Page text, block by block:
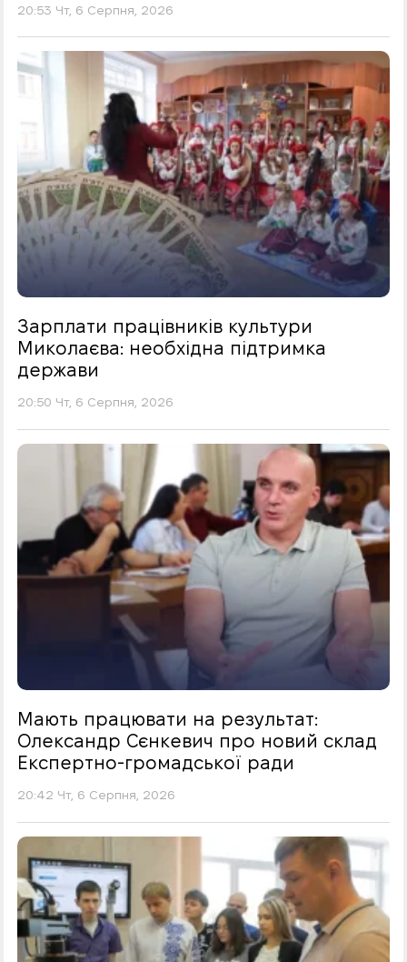
20:53 Чт, 6 Серпня, 2026
Зарплати працівників культури
Миколаєва: необхідна підтримка
держави
20:50 Чт, 6 Серпня, 2026
Мають працювати на результат:
Олександр Сєнкевич про новий склад
Експертно-громадської ради
20:42 Чт, 6 Серпня, 2026